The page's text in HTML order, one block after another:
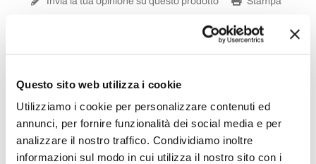
Questo sito web utilizza i cookie
Utilizziamo i cookie per personalizzare contenuti ed
annunci, per fornire funzionalità dei social media e per
analizzare il nostro traffico. Condividiamo inoltre
informazioni sul modo in cui utilizza il nostro sito con i
Tavoli Allungabili in Legno